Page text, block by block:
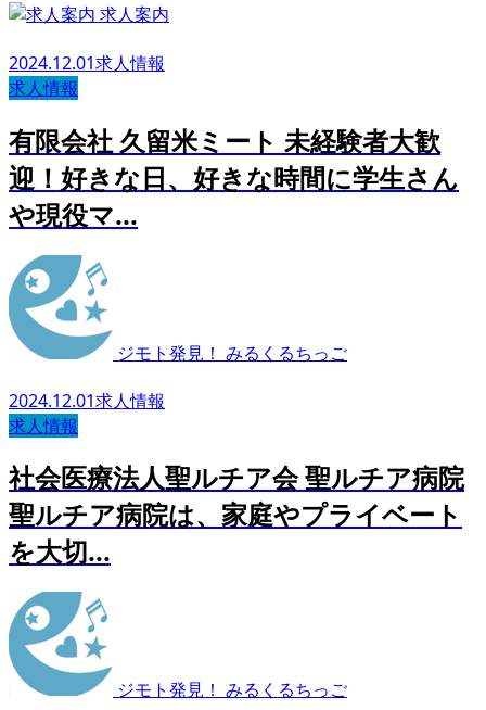
求人案内
2024.12.01求人情報
求人情報
有限会社 久留米ミート 未経験者大歓
迎！好きな日、好きな時間に学生さん
や現役マ...
ジモト発見！ みるくるちっご
2024.12.01求人情報
求人情報
社会医療法人聖ルチア会 聖ルチア病院
聖ルチア病院は、家庭やプライベート
を大切...
ジモト発見！ みるくるちっご